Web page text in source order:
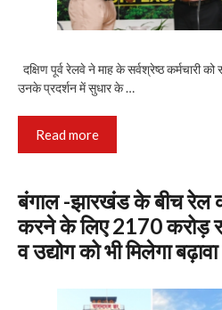
दक्षिण पूर्व रेलवे ने माह के सर्वश्रेष्ठ कर्मचारी
उनके प्रदर्शन में सुधार के …
Read more
बंगाल -झारखंड के बीच रेल
करने के लिए 2170 करोड़
व उद्योग को भी मिलेगा बढ़ावा